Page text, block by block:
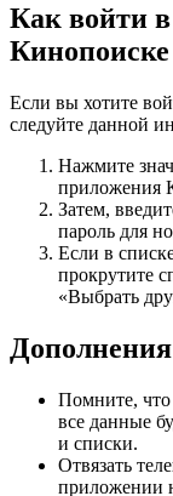
Как войти в
Кинопоиске
Если вы хотите
следуйте данной
Нажмите
приложения
Затем,
пароль для
Если в
прокрутите
«Выбрать
Помните,
все данные
и списки.
Отвязать
приложении